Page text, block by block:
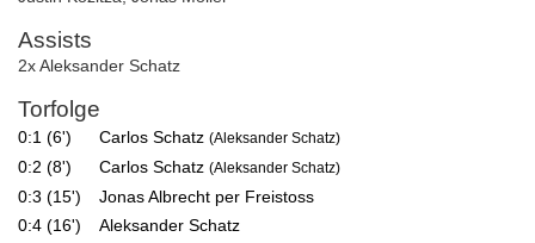
Assists
2x Aleksander Schatz
Torfolge
0:1 (6') Carlos Schatz (Aleksander Schatz)
0:2 (8') Carlos Schatz (Aleksander Schatz)
0:3 (15')
Jonas Albrecht per Freistoss
0:4 (16')
Aleksander Schatz